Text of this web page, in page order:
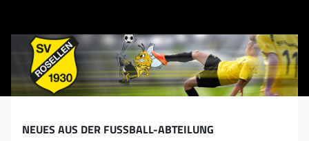
NEUES AUS DER FUSSBALL-ABTEILUNG